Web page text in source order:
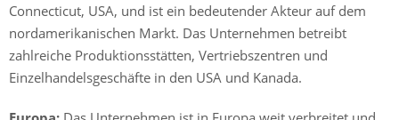
Connecticut, USA, und ist ein bedeutender Akteur auf dem
nordamerikanischen Markt. Das Unternehmen betreibt
zahlreiche Produktionsstätten, Vertriebszentren und
Einzelhandelsgeschäfte in den USA und Kanada.